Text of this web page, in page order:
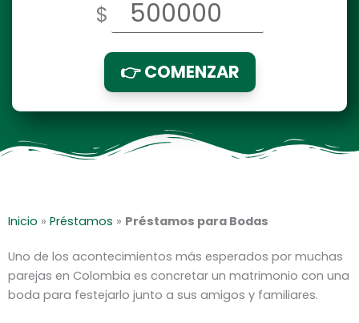
$
👉 COMENZAR
Inicio » Préstamos » Préstamos para Bodas
Uno de los acontecimientos más esperados por muchas
parejas en Colombia es concretar un matrimonio con una
boda para festejarlo junto a sus amigos y familiares.